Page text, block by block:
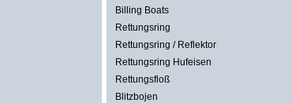
Billing Boats
Rettungsring
Rettungsring / Reflektor
Rettungsring Hufeisen
Rettungsfloß
Blitzbojen